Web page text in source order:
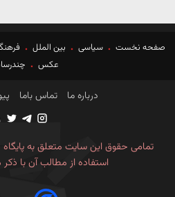
صفحه نخست سیاسی بین الملل
عکس
درباره ما تماس باما
تمامی حقوق این سایت متعلق به
استفاده از مطالب آن با